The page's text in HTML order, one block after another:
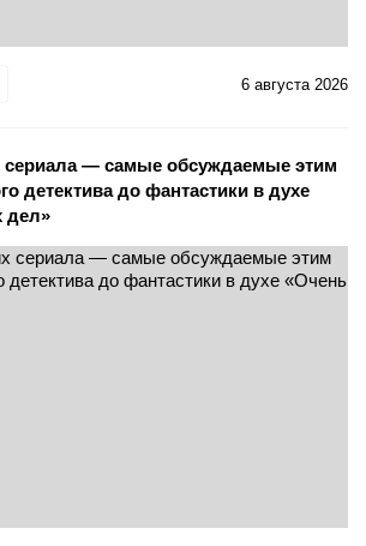
6 августа 2026
сериала — самые обсуждаемые этим
детектива до фантастики в духе
дел»